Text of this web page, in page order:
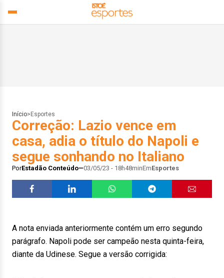
Início> Esportes
Correção: Lazio vence em
casa, adia o título do Napoli e
segue sonhando no Italiano
PorEstadão Conteúdo 03/05/23 - 18h48minEmEsportes
A nota enviada anteriormente contém um erro segundo
parágrafo. Napoli pode ser campeão nesta quinta-feira,
diante da Udinese. Segue a versão corrigida: